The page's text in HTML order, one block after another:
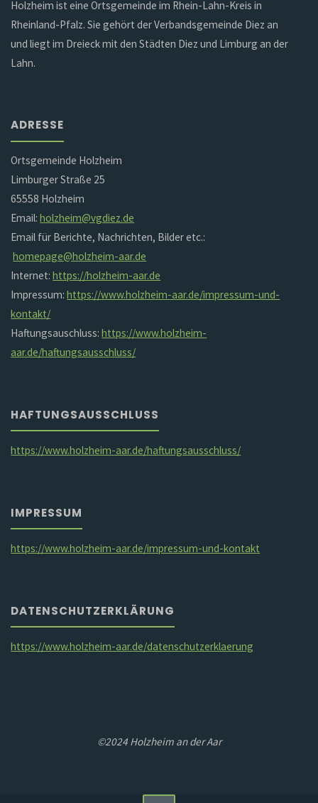
Holzheim ist eine Ortsgemeinde im Rhein-Lahn-Kreis in
Rheinland-Pfalz. Sie gehört der Verbandsgemeinde Diez an
und liegt im Dreieck mit den Städten Diez und Limburg an der
Lahn.
ADRESSE
Ortsgemeinde Holzheim
Limburger Straße 25
65558 Holzheim
Email:holzheim@vgdiez.de
Email für Berichte, Nachrichten, Bilder etc.:
homepage@holzheim-aar.de
Internet:https://holzheim-aar.de
Impressum:https://www.holzheim-aar.de/impressum-und-
kontakt/
Haftungsauschluss:https://www.holzheim-
aar.de/haftungsausschluss/
HAFTUNGSAUSSCHLUSS
https://www.holzheim-aar.de/haftungsausschluss/
IMPRESSUM
https://www.holzheim-aar.de/impressum-und-kontakt
DATENSCHUTZERKLÄRUNG
https://www.holzheim-aar.de/datenschutzerklaerung
©2024 Holzheim an der Aar